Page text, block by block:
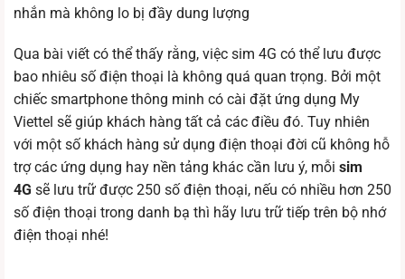
nhắn mà không lo bị đầy dung lượng
Qua bài viết có thể thấy rằng, việc sim 4G có thể lưu được
bao nhiêu số điện thoại là không quá quan trọng. Bởi một
chiếc smartphone thông minh có cài đặt ứng dụng My
Viettel sẽ giúp khách hàng tất cả các điều đó. Tuy nhiên
với một số khách hàng sử dụng điện thoại đời cũ không hỗ
trợ các ứng dụng hay nền tảng khác cần lưu ý, mỗi sim
4G sẽ lưu trữ được 250 số điện thoại, nếu có nhiều hơn 250
số điện thoại trong danh bạ thì hãy lưu trữ tiếp trên bộ nhớ
điện thoại nhé!